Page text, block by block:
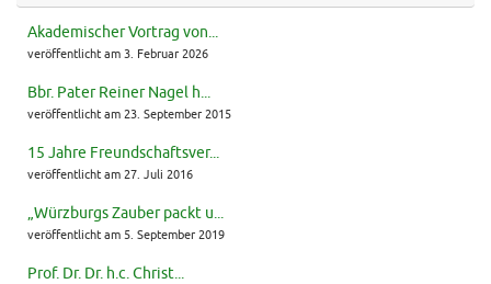
Akademischer Vortrag von...
veröffentlicht am 3. Februar 2026
Bbr. Pater Reiner Nagel h...
veröffentlicht am 23. September 2015
15 Jahre Freundschaftsver...
veröffentlicht am 27. Juli 2016
„Würzburgs Zauber packt u...
veröffentlicht am 5. September 2019
Prof. Dr. Dr. h.c. Christ...